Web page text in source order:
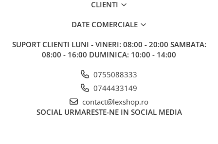
Gundam
D&D si Alte RPG
CLIENTI
DATE COMERCIALE
SUPORT CLIENTI LUNI - VINERI: 08:00 - 20:00 SAMBATA:
08:00 - 16:00 DUMINICA: 10:00 - 14:00
0755088333
0744433149
contact@lexshop.ro
SOCIAL URMARESTE-NE IN SOCIAL MEDIA